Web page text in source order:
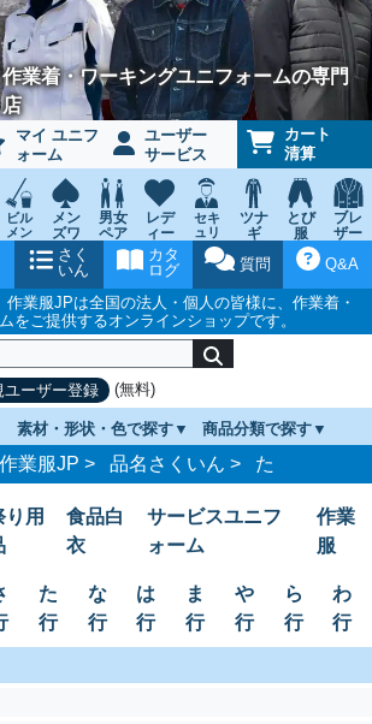
作業着・ワーキングユニフォームの専門
店
マイ ユニフ
ォーム
ユーザー
サービス
カート
清算
ビル
メン
ンス
メン
ズワ
ーキ
ング
男女
ペア
レデ
ィー
ス
ワー
キン
グ
セキ
ュリ
ティ
ウェ
ツナ
ギ
とび
服
鳶作
業用
ブレ
ザー
ツ
Q&A
質問
カタ
ログ
さく
いん
業服JPは全国の法人・個人の皆様に、作業着・
をご提供するオンラインショップです。
ユーザー登録 (無料)
素材・形状・色で探す 商品分類で探す
作業服JP > 品名さくいん > た
り用
食品白
衣
サービスユニフ
ォーム
作業
服
た
行
な
行
は
行
ま
行
や
行
ら
行
わ
行